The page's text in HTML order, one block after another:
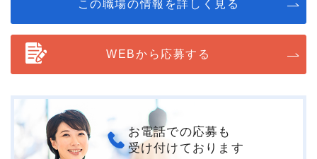
この職場の情報を詳しく見る
WEBから応募する
お電話での応募も
受け付けております